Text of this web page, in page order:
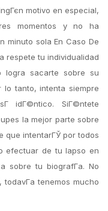
motivo en especial,
momentos y no ha
minuto sola En Caso De
respete tu individualidad
logra sacarte sobre su
tanto, intenta siempre
idГ©ntico. SiГ©ntete
la mejor parte sobre
que intentarГЎ por todos
efectuar de tu lapso en
sobre tu biografГ­a. No
tenemos mucho